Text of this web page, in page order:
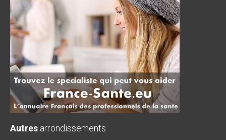
Autres arrondissements